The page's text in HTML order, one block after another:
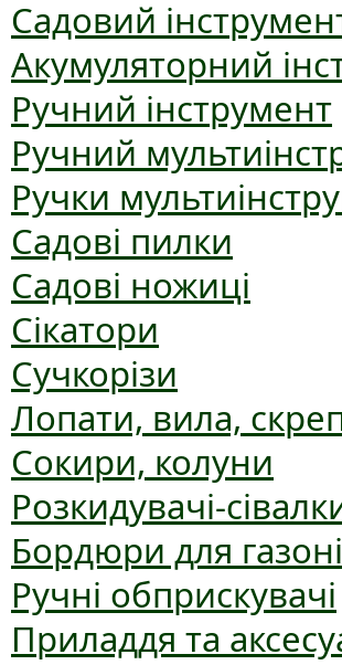
Садовий
Акумуляторний
Ручний інструмент
Ручний
Ручки
Садові пилки
Садові ножиці
Сікатори
Сучкорізи
Лопати, вила,
Сокири, колуни
Розкидувачі-
Бордюри для
Ручні обприскувачі
Приладдя та